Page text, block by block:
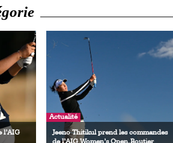
l’AIG
Actualité
Jeeno Thitikul prend les commandes